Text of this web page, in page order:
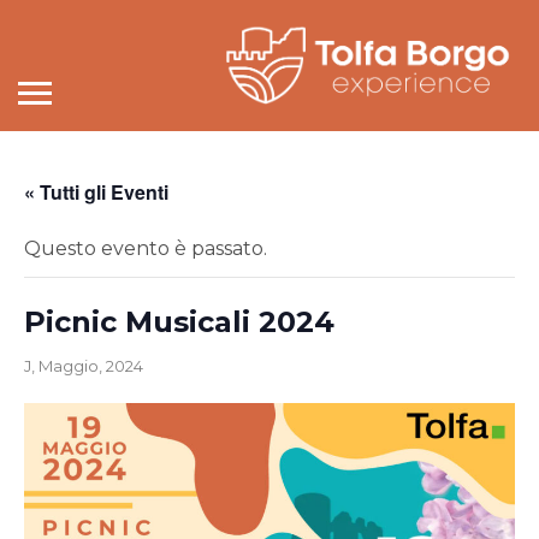
« Tutti gli Eventi
Questo evento è passato.
Picnic Musicali 2024
J, Maggio, 2024